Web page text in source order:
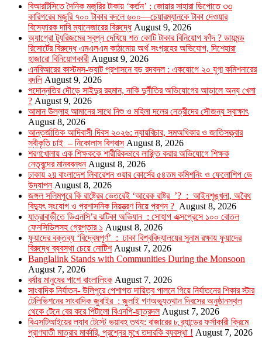
বিআরটিসিতে দৈনিক মজুরির টাকায় ‘কর্তন’ : জোয়ার সাহারা ডিপোতে ৩৩
কারিগরের মজুরি ৭০০ টাকার বদলে ৬০০—চেয়ারম্যানকে টাকা দেওয়ার
বিস্ফোরক দাবি ম্যানেজারের বিরুদ্ধে August 9, 2026
অ্যাগ্রো ট্যুরিজমের স্বপ্ন দেখিয়ে শত কোটি টাকার বিনিয়োগ ফাঁদ ? ডায়মন্ড
রিসোর্টের বিরুদ্ধে এমএলএম কাঠামোয় অর্থ সংগ্রহের অভিযোগ, দিশেহারা
হাজারো বিনিয়োগকারী August 9, 2026
এনবিআরের কাস্টমস-ভ্যাট প্রশাসনে বড় রদবদল : একযোগে ২০ যুগ্ম কমিশনারের
বদলি August 9, 2026
পদোন্নতির দৌড়ে সাইদুর রহমান, নাকি দুর্নীতির অভিযোগের আড়ালে অন্য খেলা
? August 9, 2026
আমান উল্লাহ আমানের সাথে নিশু ও মহিলা দলের নেত্রীদের সৌজন্য স্বাক্ষাৎ
August 8, 2026
আন্তর্জাতিক আদিবাসী দিবস ২০২৬: ন্যায়বিচার, সমঅধিকার ও জাতিসত্ত্বার
স্বীকৃতি চাই – নিকোলাস বিশ্বাস August 8, 2026
শরণখোলায় এক শিক্ষককে শারীরিকভাবে লাঞ্ছিত করার অভিযোগে শিক্ষক
নেতৃবৃন্দের মানববন্ধন August 8, 2026
ঢাকায় ২য় বাংলাদেশ লিবারেশন ওয়ার কোর্সের ৫৪তম কমিশনিং ও ফেলোশিপ ডে
উদ্‌যাপন August 8, 2026
জঙ্গল সলিমপুরে কি রাষ্ট্রের ভেতরেই ‘আরেক রাষ্ট্র ’? : আইনশৃঙ্খলা, অবৈধ
বিদ্যুৎ সংযোগ ও প্রশাসনিক নিয়ন্ত্রণ নিয়ে প্রশ্ন ? August 8, 2026
যাত্রাবাড়ীতে ডিএনসি’র ঝটিকা অভিযান : সোহাগ এক্সপ্রেসে ১০০ বোতল
ফেনসিডিলসহ গ্রেপ্তার ১ August 8, 2026
ফুয়াদের বক্তব্য ‘বিদ্বেষপূর্ণ’ : ঢাকা বিশ্ববিদ্যালয়ের সুনাম রক্ষায় ফুয়াদের
বিরুদ্ধে ব্যবস্থা চেয়ে নোটিশ August 7, 2026
Banglalink Stands with Communities During the Monsoon
August 7, 2026
বর্ষায় মানুষের পাশে বাংলালিংক August 7, 2026
সাংবাদিক নির্যাতন- উলিপুরে পেশাগত দায়িত্ব পালনে গিয়ে নির্যাতনের শিকার স্টার
টেলিভিশনের সাংবাদিক জুবাইর : জুলাই গণঅভ্যুত্থান দিবসের অনুষ্ঠানস্থল
থেকে টেনে বের করে পিটালো বিএনপি-ছাত্রদল August 7, 2026
বিএসটিআইয়ের ল্যাব টেস্টে ভয়াবহ তথ্য: বাজারের ৮ ব্র্যান্ডের ফর্সাকারী ক্রিমে
প্রাণঘাতী মাত্রার মার্কারি, প্রশ্নের মুখে তদারকি ব্যবস্থা ! August 7, 2026